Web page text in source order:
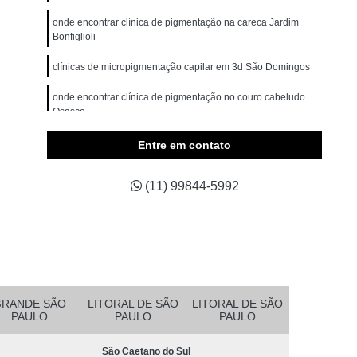
Micropigmentação Cabelo Masculino
Micropigmentação Capilar 4d
Micropigmentação Capilar Cabelo Grande
Testa
Micropigmentação Capilar Realista
Micropigmentação de Cabelo 3d
Micropigmentação Masculina Cabelo
Barba Fio a Fio Rio Grande da Serra
do Sul
Micropigmentação em Barba Mauá
onde encontrar clínica de pigmentação na careca Jardim
Bonfiglioli
clínicas de micropigmentação capilar em 3d São Domingos
onde encontrar clínica de pigmentação no couro cabeludo
Osasco
clínica de pigmentação de cabelo masculino Itaim Paulista
Entre em contato
(11) 99844-5992
SÃO
PAULO
LITORAL DE SÃO
PAULO
LITORAL DE SÃO
PAULO
São Caetano do Sul